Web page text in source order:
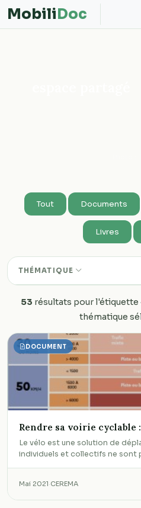
MobiliDoc
Tout Documents
Livres
THÉMATIQUE
53 résultats pour l'étiquette
thématique
DOCUMENT
Rendre sa voirie cyclable
Le vélo est une solution de
individuels et collectifs ne sont
Mai 2021·CEREMA